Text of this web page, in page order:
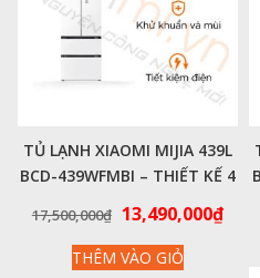
TỦ LẠNH XIAOMI MIJIA 439L
BCD-439WFMBI – THIẾT KẾ 4
17,500,000₫ Giá
là:
13,490,000₫Giá
THÊM VÀO GIỎ